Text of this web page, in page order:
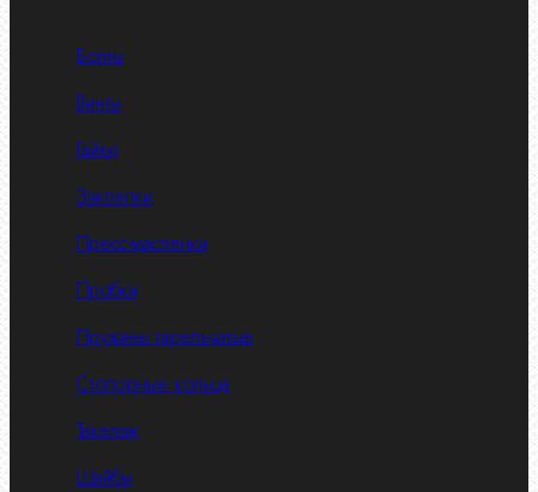
Болты
Винты
Гайки
Заклепки
Пресс-масленки
Пробки
Пружины тарельчатые
Стопорные кольца
Такелаж
Шайбы